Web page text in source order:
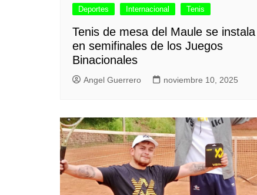
Deportes Internacional Tenis
Tenis de mesa del Maule se instala
en semifinales de los Juegos
Binacionales
Angel Guerrero noviembre 10, 2025